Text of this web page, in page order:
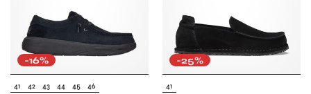
-16%
41 42 43 44 45 46
-25%
41